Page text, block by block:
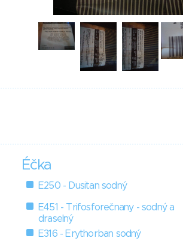
Éčka
E250 - Dusitan sodný
E451 - Trifosforečnany - sodný a
draselný
E316 - Erythorban sodný